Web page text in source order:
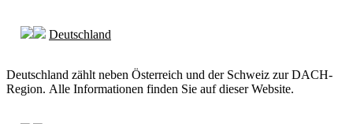
Deutschland
Deutschland zählt neben Österreich und der Schweiz zur DACH-
Region. Alle Informationen finden Sie auf dieser Website.